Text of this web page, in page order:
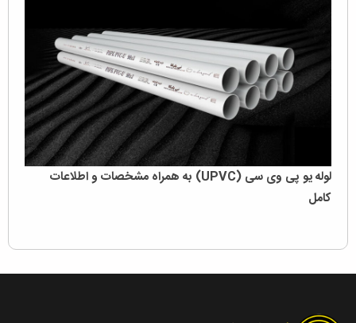
لوله یو پی وی سی (UPVC) به همراه مشخصات و اطلاعات
کامل